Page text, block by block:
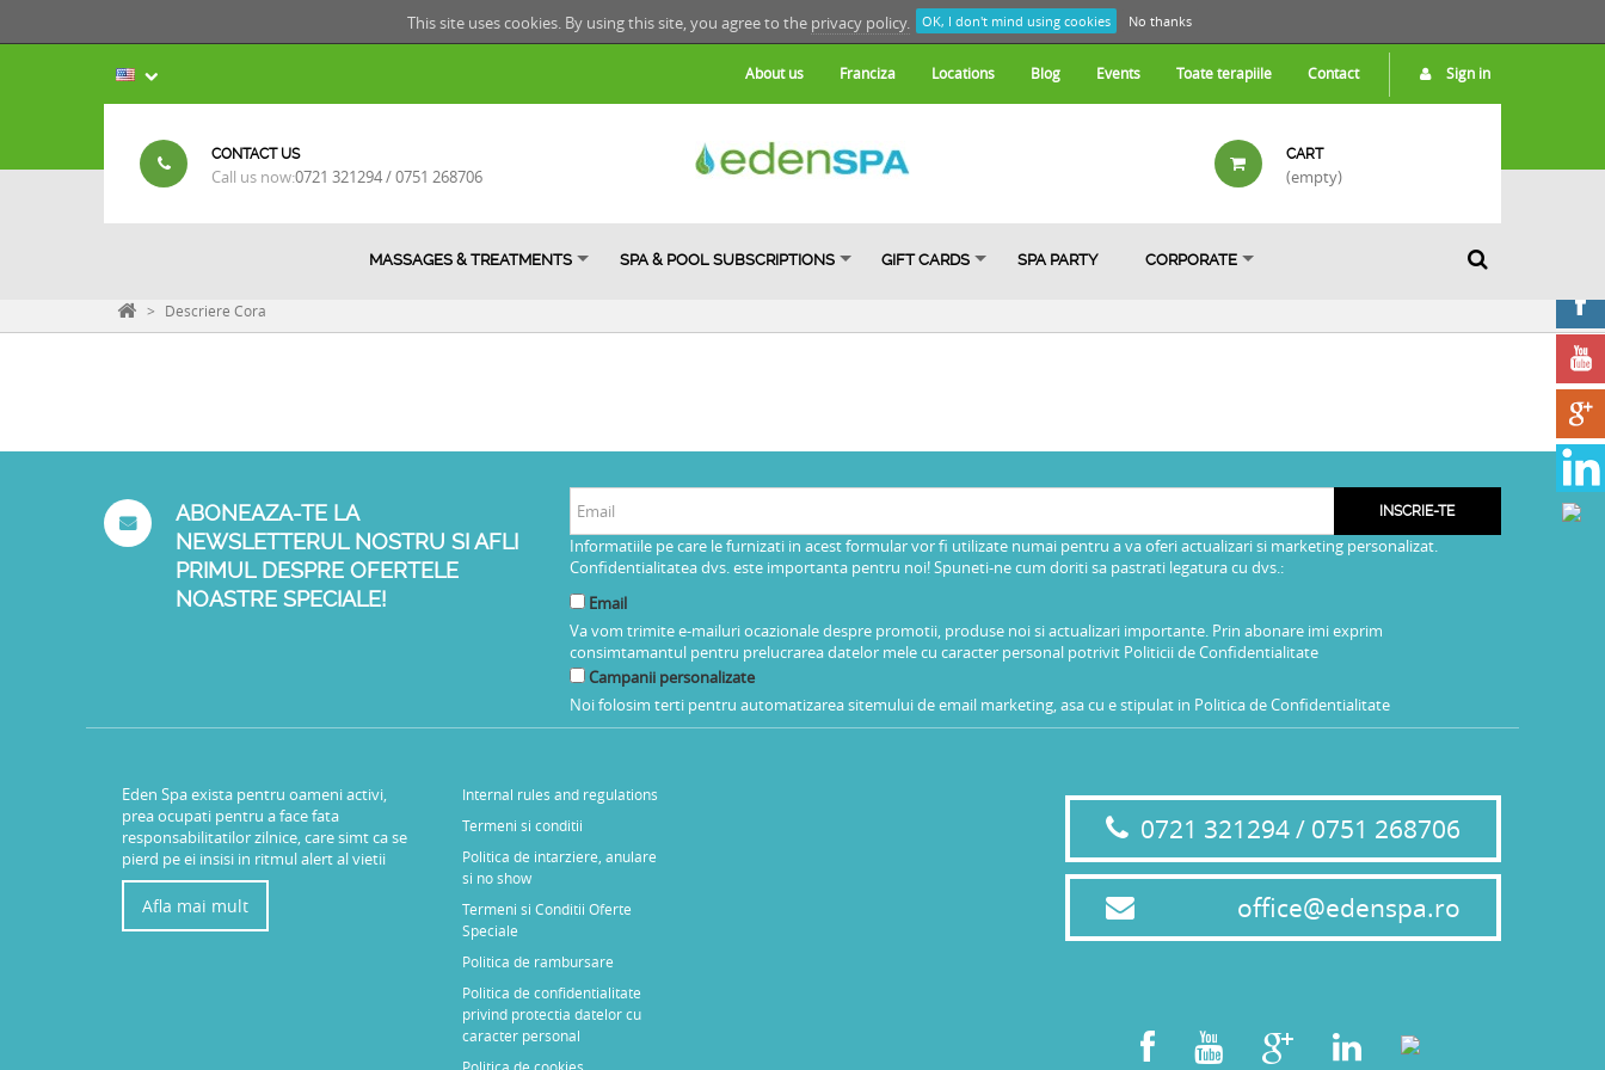
This site uses cookies. By using this site, you agree to the privacy policy. OK, I don't mind using cookies No thanks
Sign in
About us Franciza Locations Blog Events Toate terapiile Contact
CONTACT US
Call us now:0721 321294 / 0751 268706
CART
(empty)
MASSAGES & TREATMENTS SPA & POOL SUBSCRIPTIONS GIFT CARDS SPA PARTY CORPORATE
> Descriere Cora
ABONEAZA-TE LA
NEWSLETTERUL NOSTRU SI AFLI
PRIMUL DESPRE OFERTELE
NOASTRE SPECIALE!
INSCRIE-TE
Informatiile pe care le furnizati in acest formular vor fi utilizate numai pentru a va oferi actualizari si marketing personalizat.
Confidentialitatea dvs. este importanta pentru noi! Spuneti-ne cum doriti sa pastrati legatura cu dvs.:
Email
Va vom trimite e-mailuri ocazionale despre promotii, produse noi si actualizari importante. Prin abonare imi exprim
consimtamantul pentru prelucrarea datelor mele cu caracter personal potrivit Politicii de Confidentialitate
Campanii personalizate
Noi folosim terti pentru automatizarea sitemului de email marketing, asa cu e stipulat in Politica de Confidentialitate
Eden Spa exista pentru oameni activi,
prea ocupati pentru a face fata
responsabilitatilor zilnice, care simt ca se
pierd pe ei insisi in ritmul alert al vietii
Afla mai mult
Internal rules and regulations
Termeni si conditii
Politica de intarziere, anulare
si no show
Termeni si Conditii Oferte
Speciale
Politica de rambursare
Politica de confidentialitate
privind protectia datelor cu
caracter personal
0721 321294 / 0751 268706
office@edenspa.ro